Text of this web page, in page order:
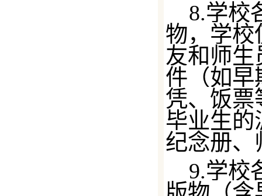
8.学校
物，学校
友和师生
件（如早
凭、饭票
毕业生的
纪念册、
9.学校